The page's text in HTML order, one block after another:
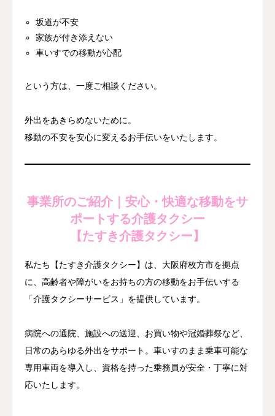
坂道が不安
家族が付き添えない
車いすでの移動が心配
という方は、一度ご相談ください。
外出をあきらめないために。
移動の不安を安心に変えるお手伝いをいたします。
事業所のご紹介｜安心・快適な移動をサ
ポートする介護タクシー
【たすき介護タクシー】
私たち【たすき介護タクシー】は、大阪府枚方市を拠点
に、高齢者や障がいをお持ちの方の移動をお手伝いする
「介護タクシーサービス」を提供しています。
病院への通院、施設への送迎、お買い物や冠婚葬祭など、
日常のあらゆる外出をサポート。車いすのまま乗車可能な
専用車両を導入し、資格を持った乗務員が安全・丁寧に対
応いたします。